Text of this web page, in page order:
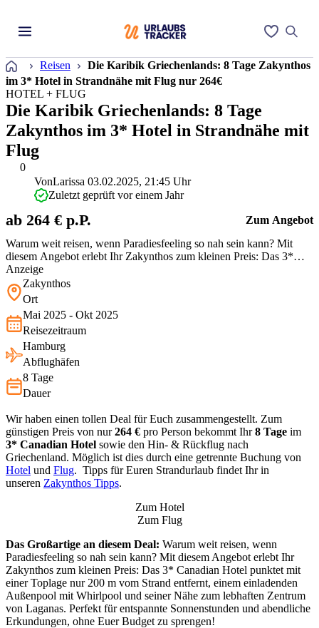
Startseite
Reisen
Die Karibik Griechenlands: 8 Tage Zakynthos
im 3* Hotel in Strandnähe mit Flug nur 264€
0
HOTEL + FLUG
Die Karibik Griechenlands: 8 Tage
Zakynthos im 3* Hotel in Strandnähe mit
Flug
Warum weit reisen, wenn Paradiesfeeling so nah sein kann? Mit
diesem Angebot erlebt Ihr Zakynthos zum kleinen Preis: Das 3*
Canadian Hotel punktet mit einer Toplage nur 200 m vom Strand
entfernt, einem einladenden Außenpool mit Whirlpool und seiner
Nähe zum lebhaften Zentrum von Laganas. Perfekt für entspannte
VonLarissa 03.02.2025, 21:45 Uhr
Zuletzt geprüft vor einem Jahr
ab 264 € p.P. Zum Angebot
Anzeige
Zakynthos
Ort
Mai 2025 - Okt 2025
Reisezeitraum
Hamburg
Abflughäfen
8 Tage
Dauer
Wir haben einen tollen Deal für Euch zusammengestellt. Zum
günstigen Preis von nur264 € pro Person bekommt Ihr8 Tage im
3* Canadian Hotel sowie den Hin- & Rückflug nach
Griechenland. Möglich ist dies durch eine getrennte Buchung von
Hotel und Flug. Tipps für Euren Strandurlaub findet Ihr in
unseren Zakynthos Tipps.
Zum Hotel
Zum Flug
Das Großartige an diesem Deal: Warum weit reisen, wenn
Paradiesfeeling so nah sein kann? Mit diesem Angebot erlebt Ihr
Zakynthos zum kleinen Preis: Das 3* Canadian Hotel punktet mit
einer Toplage nur 200 m vom Strand entfernt, einem einladenden
Außenpool mit Whirlpool und seiner Nähe zum lebhaften Zentrum
von Laganas. Perfekt für entspannte Sonnenstunden und abendliche
Erkundungen, ohne Euer Budget zu sprengen!